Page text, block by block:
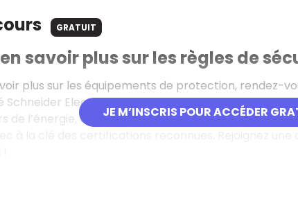
GRATUIT
JE M’INSCRIS POUR ACCÉDER
savoir plus sur les règles de
plus sur les équipements de protection, rendez-
Schneider Electric propose plus de 300
de l’énergie, de l’industrie et des infrastructures.